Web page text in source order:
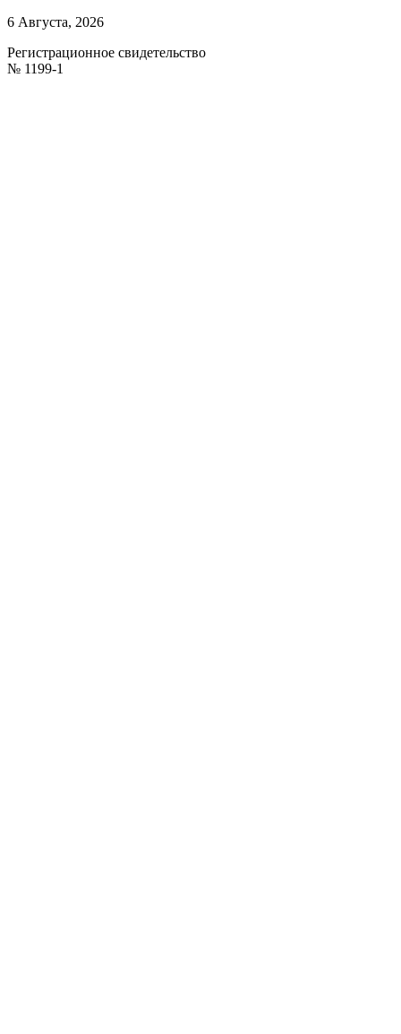
6 Августа, 2026
Регистрационное свидетельство
№ 1199-1